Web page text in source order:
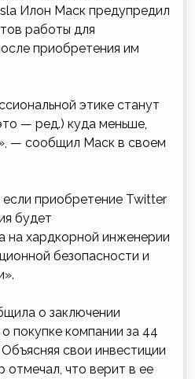
Илон Маск предупредил
работы для
приобретения им
этике станут
— ред.) куда меньше,
— сообщил Маск в своем
если приобретение Twitter
будет
на хардкорной инженерии
безопасности и
о заключении
покупке компании за 44
свои инвестиции
отмечал, что верит в ее